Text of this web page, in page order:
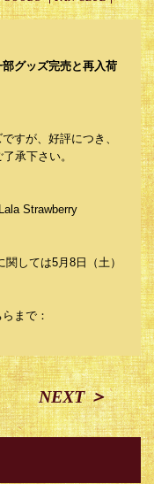
グッズ完売と再入荷
すが、好評につき、
承下さい。
Strawberry
しては5月8日（土）
らまで：
NEXT ＞